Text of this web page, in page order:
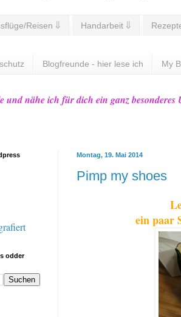
Reisen ⇓ Handarbeit ⇓
Blogfreunde - hier lese ich My
und nähe ich für dich ein ganz
Montag, 19. Mai 2014
Pimp my shoes
ein paar
odder